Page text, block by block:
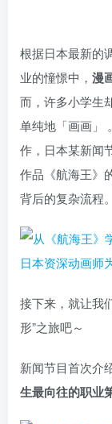
根据日本最新的
业的憧憬中， 漫
而，许多小学生
单纯地「画画」
作，日本某新闻
作品《航海王》
背后的复杂流程。
接下来，就让我
形”之旅吧～
新闻节目首次介
生最向往的职业